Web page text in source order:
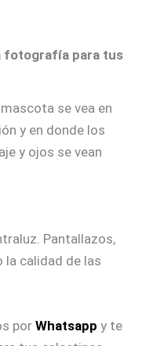
fotografía para tus
se vea en
y en donde los
y ojos se vean
Pantallazos,
la calidad de las
por Whatsapp y te